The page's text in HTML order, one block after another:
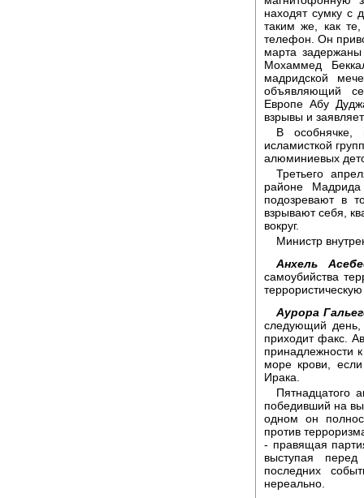
находят сумку с
таким же, как
телефон. Он
марта
Мохаммед
мадридской
объявляющий
Европе Абу
взрывы и
В
исламисткой
алюминиевых
Третьего
районе
подозревают в
взрывают себя,
вокруг.
Министр
Анхель
самоубийства
Аурора
следующий день,
приходит факс.
принадлежности
море крови,
Ирака.
Пятнадцатого
победивший на
одном он
против
- правящая
выступая
последних
нереально.